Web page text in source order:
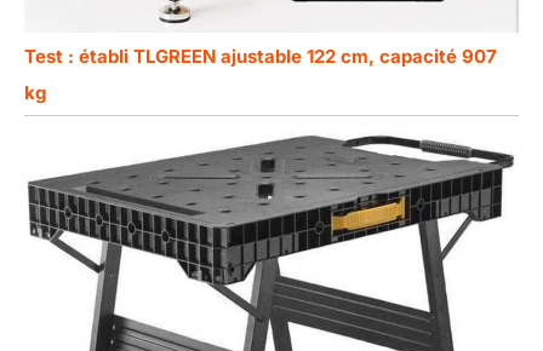
Test : établi TLGREEN ajustable 122 cm, capacité 907
kg